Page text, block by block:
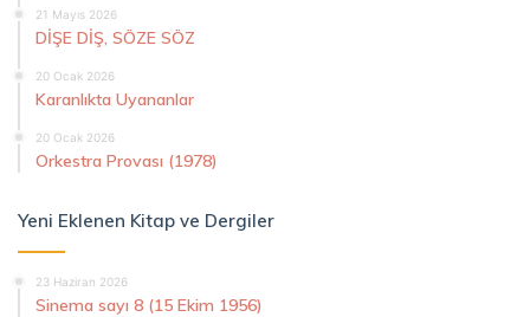
21 Mayıs 2026
DİŞE DİŞ, SÖZE SÖZ
20 Ocak 2026
Karanlıkta Uyananlar
20 Ocak 2026
Orkestra Provası (1978)
Yeni Eklenen Kitap ve Dergiler
23 Haziran 2026
Sinema sayı 8 (15 Ekim 1956)